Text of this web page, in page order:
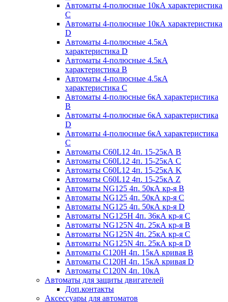
Автоматы 4-полюсные 10кА характеристика
C
Автоматы 4-полюсные 10кА характеристика
D
Автоматы 4-полюсные 4.5кА
характеристика D
Автоматы 4-полюсные 4.5кА
характеристика В
Автоматы 4-полюсные 4.5кА
характеристика С
Автоматы 4-полюсные 6кА характеристика
B
Автоматы 4-полюсные 6кА характеристика
D
Автоматы 4-полюсные 6кА характеристика
С
Автоматы C60L12 4п. 15-25кА B
Автоматы C60L12 4п. 15-25кА C
Автоматы C60L12 4п. 15-25кА K
Автоматы C60L12 4п. 15-25кА Z
Автоматы NG125 4п. 50кА кр-я B
Автоматы NG125 4п. 50кА кр-я C
Автоматы NG125 4п. 50кА кр-я D
Автоматы NG125H 4п. 36кА кр-я C
Автоматы NG125N 4п. 25кА кр-я B
Автоматы NG125N 4п. 25кА кр-я C
Автоматы NG125N 4п. 25кА кр-я D
Автоматы С120H 4п. 15кА кривая B
Автоматы С120H 4п. 15кА кривая D
Автоматы С120N 4п. 10кА
Автоматы для защиты двигателей
Доп.контакты
Аксессуары для автоматов